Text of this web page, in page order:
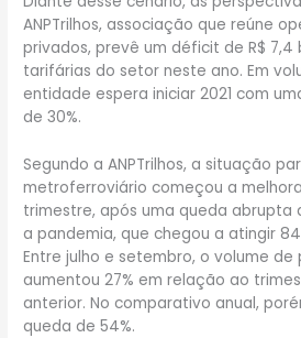
ANPTrilhos, associação que reúne
privados, prevê um déficit de R$ 7,4
tarifárias do setor neste ano. Em
entidade espera iniciar 2021 com
de 30%.
Segundo a ANPTrilhos, a situação
metroferroviário começou a
trimestre, após uma queda abrupta
a pandemia, que chegou a atingir
Entre julho e setembro, o volume de
aumentou 27% em relação ao
anterior. No comparativo anual,
queda de 54%.